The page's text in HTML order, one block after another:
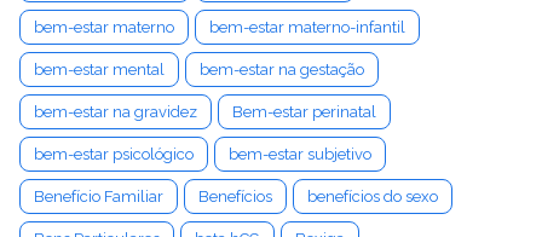
bem-estar materno bem-estar materno-infantil
bem-estar mental bem-estar na gestação
bem-estar na gravidez Bem-estar perinatal
bem-estar psicológico bem-estar subjetivo
Benefício Familiar Benefícios benefícios do sexo